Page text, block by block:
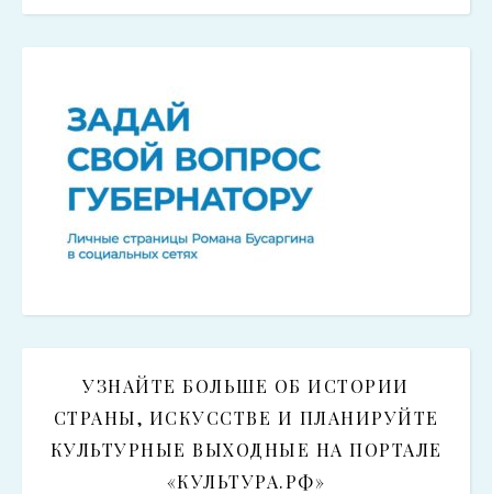
УЗНАЙТЕ БОЛЬШЕ ОБ ИСТОРИИ
СТРАНЫ, ИСКУССТВЕ И ПЛАНИРУЙТЕ
КУЛЬТУРНЫЕ ВЫХОДНЫЕ НА ПОРТАЛЕ
«КУЛЬТУРА.РФ»